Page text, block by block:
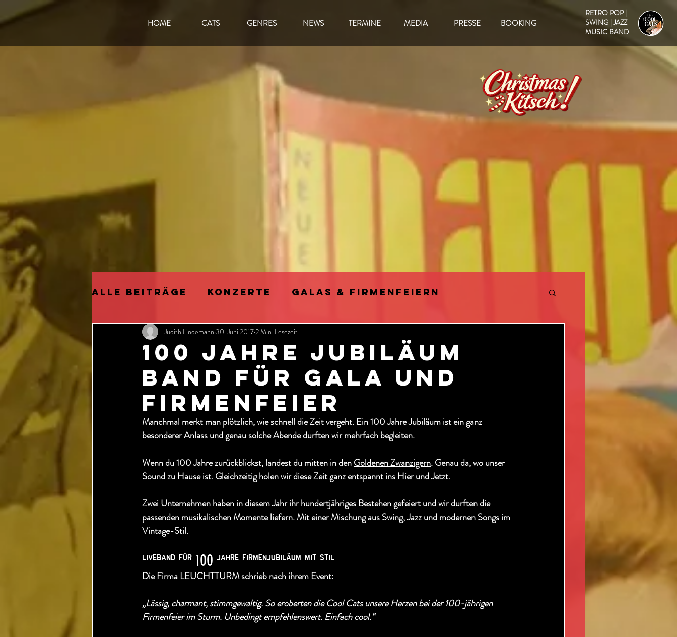
HOME CATS GENRES NEWS TERMINE MEDIA PRESSE BOOKING
RETRO POP |
SWING | JAZZ
MUSIC BAND
Alle Beiträge KONZERTE GALAS & FIRMENFEIERN
ELECTRIFIED PARTY FOTO SHOOTINGS & VIDEO DREHS
CHRISTMAS NEUE SWING MUSIK im Retro Pop Stil
CATS KÜNSTLICHE INTELLIGENZ (KI)
100 Jahre Jubiläum
Band für Gala und
Firmenfeier
Judith Lindemann 30. Juni 20172 Min. Lesezeit
Manchmal merkt man plötzlich, wie schnell die Zeit vergeht. Ein 100 Jahre Jubiläum ist ein ganz
besonderer Anlass und genau solche Abende durften wir mehrfach begleiten.
Wenn du 100 Jahre zurückblickst, landest du mitten in den Goldenen Zwanzigern. Genau da, wo unser
Sound zu Hause ist. Gleichzeitig holen wir diese Zeit ganz entspannt ins Hier und Jetzt.
Zwei Unternehmen haben in diesem Jahr ihr hundertjähriges Bestehen gefeiert und wir durften die
passenden musikalischen Momente liefern. Mit einer Mischung aus Swing, Jazz und modernen Songs im
Vintage-Stil.
liveband für 100 jahre firmenjubiläum mit stil
Die Firma LEUCHTTURM schrieb nach ihrem Event:
„Lässig, charmant, stimmgewaltig. So eroberten die Cool Cats unsere Herzen bei der 100-jährigen
Firmenfeier im Sturm. Unbedingt empfehlenswert. Einfach cool.“